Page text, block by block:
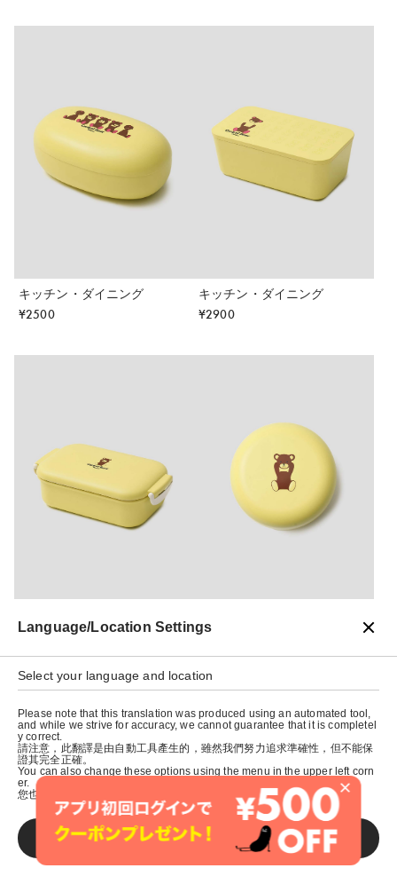
キッチン・ダイニング
¥2500
キッチン・ダイニング
¥2900
キッチン・ダイニング キッチン・ダイニング
×
Language/Location Settings
Select your language and location
Please note that this translation was produced using an automated tool,
and while we strive for accuracy, we cannot guarantee that it is completel
y correct.
請注意，此翻譯是由自動工具產生的，雖然我們努力追求準確性，但不能保
證其完全正確。
You can also change these options using the menu in the upper left corn
er.
您也可以使用左上角的選單來更改這些選項。
SAVE